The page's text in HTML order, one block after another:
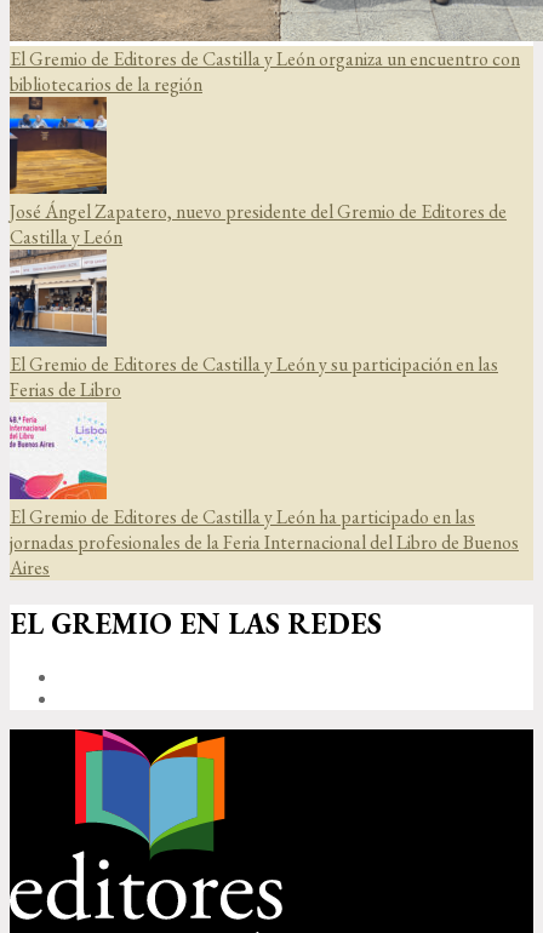
El Gremio de Editores de Castilla y León organiza un encuentro con
bibliotecarios de la región
José Ángel Zapatero, nuevo presidente del Gremio de Editores de
Castilla y León
El Gremio de Editores de Castilla y León y su participación en las
Ferias de Libro
El Gremio de Editores de Castilla y León ha participado en las
jornadas profesionales de la Feria Internacional del Libro de Buenos
Aires
EL GREMIO EN LAS REDES